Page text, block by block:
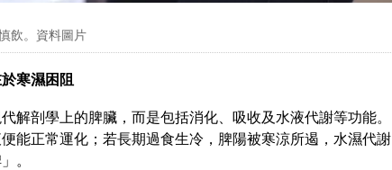
飲。資料圖片
寒濕困阻
解剖學上的脾臟，而是包括消化、吸收及水液代謝等功能。
能正常運化；若長期過食生冷，脾陽被寒涼所遏，水濕代謝
。